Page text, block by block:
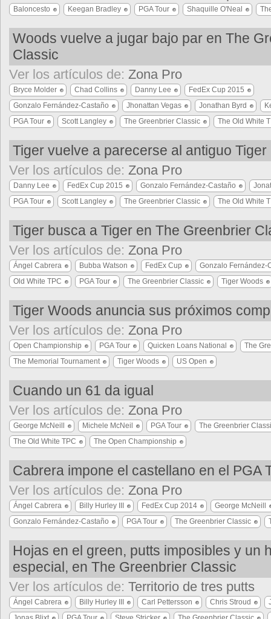
Baloncesto Keegan Bradley PGA Tour Shaquille O'Neal
Woods vuelve a jugar bajo par en The
Classic
Ver los artículos de: Zona Pro
Bryce Molder Chad Collins Danny Lee
FedEx Cup 2015
Gonzalo Fernández-Castaño
Jhonattan Vegas Jonathan Byrd
PGA Tour
Scott Langley The Greenbrier Classic The Old White
Tiger vuelve a parecerse al antiguo Tiger
Ver los artículos de: Zona Pro
Danny Lee FedEx Cup 2015 Gonzalo Fernández-Castaño
PGA Tour
Scott Langley The Greenbrier Classic The Old White
Tiger busca a Tiger en The Greenbrier
Ver los artículos de: Zona Pro
Ángel Cabrera Bubba Watson FedEx Cup
Gonzalo Fernández-
Old White TPC
PGA Tour The Greenbrier Classic Tiger Woods
Tiger Woods anuncia sus próximos
Ver los artículos de: Zona Pro
Open Championship PGA Tour Quicken Loans National
The
The Memorial Tournament
Tiger Woods US Open
Cuando un 61 da igual
Ver los artículos de: Zona Pro
George McNeill Michele McNeil PGA Tour
The Greenbrier
The Old White TPC
The Open Championship
Cabrera impone el castellano en el PGA
Ver los artículos de: Zona Pro
Ángel Cabrera Billy Hurley III FedEx Cup 2014
George McNeill
Gonzalo Fernández-Castaño
PGA Tour The Greenbrier Classic
Hojas en el green, putts imposibles y un
especial, en The Greenbrier Classic
Ver los artículos de: Territorio de tres putts
Ángel Cabrera Billy Hurley III Carl Pettersson Chris Stroud